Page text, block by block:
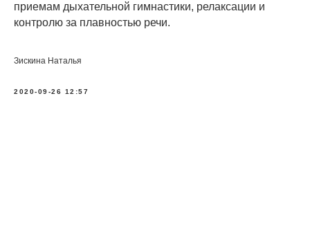
приемам дыхательной гимнастики, релаксации и
контролю за плавностью речи.
Зискина Наталья
2020-09-26 12:57